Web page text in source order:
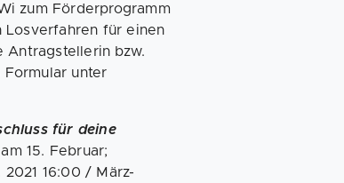
zum Förderprogramm
für einen
Antragstellerin bzw.
unter
für deine
15. Februar;
2021 16:00 / März-